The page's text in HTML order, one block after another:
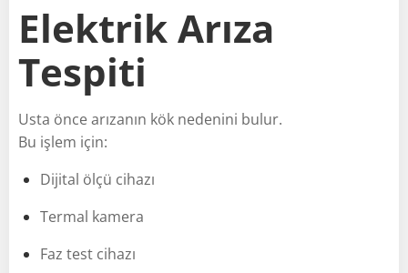
Elektrik Arıza
Tespiti
Usta önce arızanın kök nedenini bulur.
Bu işlem için:
Dijital ölçü cihazı
Termal kamera
Faz test cihazı